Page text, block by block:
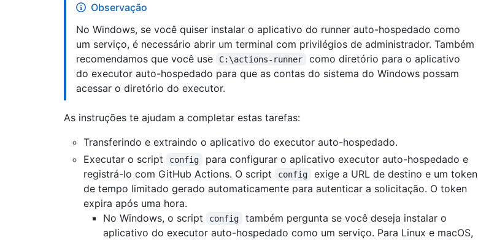
Observação
No Windows, se você quiser instalar o aplicativo do runner auto-hospedado como
um serviço, é necessário abrir um terminal com privilégios de administrador. Também
recomendamos que você use
C:\actions-runner
como diretório para o aplicativo
do executor auto-hospedado para que as contas do sistema do Windows possam
acessar o diretório do executor.
As instruções te ajudam a completar estas tarefas:
Transferindo e extraindo o aplicativo do executor auto-hospedado.
Executar o script
config
para configurar o aplicativo executor auto-hospedado e
registrá-lo com GitHub Actions. O script
config
exige a URL de destino e um token
de tempo limitado gerado automaticamente para autenticar a solicitação. O token
expira após uma hora.
No Windows, o script
config
também pergunta se você deseja instalar o
aplicativo do executor auto-hospedado como um serviço. Para Linux e macOS,